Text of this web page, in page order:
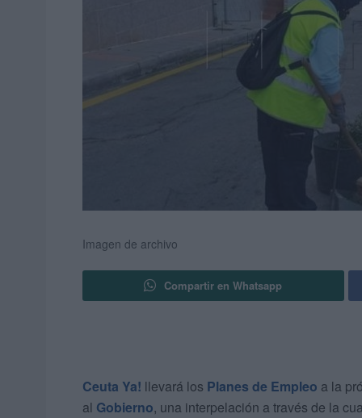
Imagen de archivo
Compartir en Whatsapp
Ceuta Ya! llevará los Planes de Empleo a la
al Gobierno, una interpelación a través de la